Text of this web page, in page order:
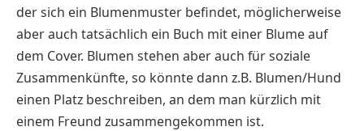
der sich ein Blumenmuster befindet, möglicherweise
aber auch tatsächlich ein Buch mit einer Blume auf
dem Cover. Blumen stehen aber auch für soziale
Zusammenkünfte, so könnte dann z.B. Blumen/Hund
einen Platz beschreiben, an dem man kürzlich mit
einem Freund zusammengekommen ist.